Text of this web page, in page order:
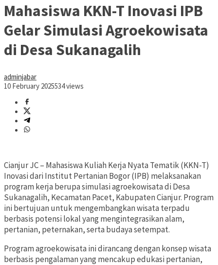
Mahasiswa KKN-T Inovasi IPB
Gelar Simulasi Agroekowisata
di Desa Sukanagalih
adminjabar
10 February 2025534 views
Cianjur JC – Mahasiswa Kuliah Kerja Nyata Tematik (KKN-T)
Inovasi dari Institut Pertanian Bogor (IPB) melaksanakan
program kerja berupa simulasi agroekowisata di Desa
Sukanagalih, Kecamatan Pacet, Kabupaten Cianjur. Program
ini bertujuan untuk mengembangkan wisata terpadu
berbasis potensi lokal yang mengintegrasikan alam,
pertanian, peternakan, serta budaya setempat.
Program agroekowisata ini dirancang dengan konsep wisata
berbasis pengalaman yang mencakup edukasi pertanian,